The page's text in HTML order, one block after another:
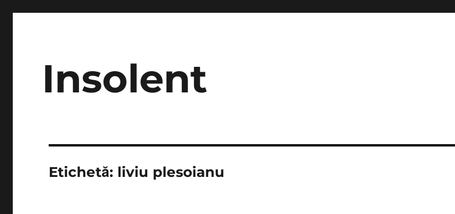
Insolent
Etichetă: liviu plesoianu